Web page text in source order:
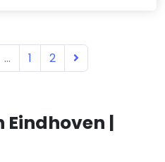
... 1 2
|